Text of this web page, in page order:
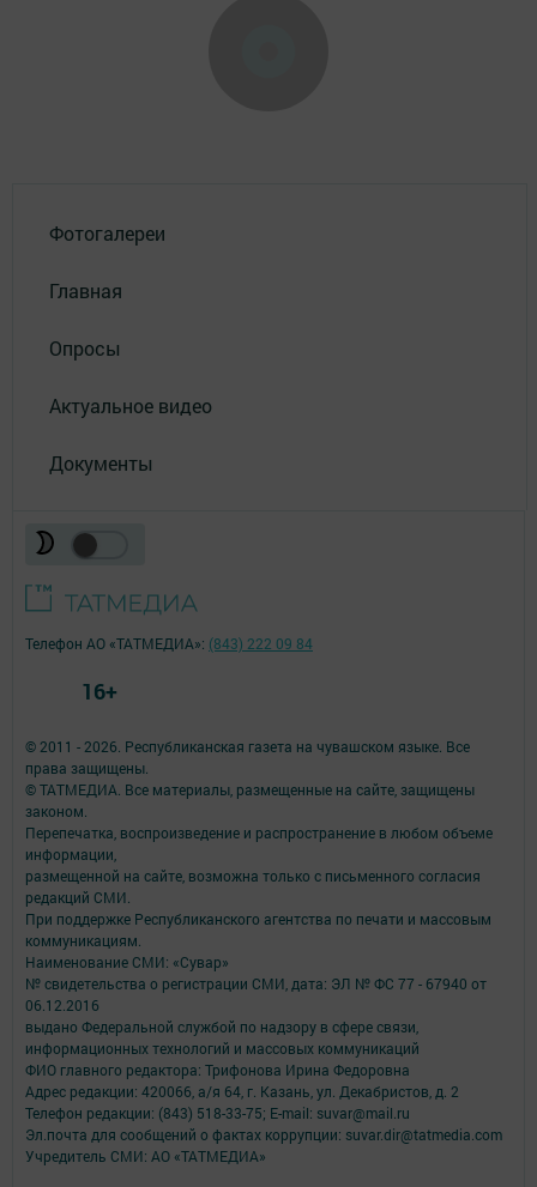
Фотогалереи
Главная
Опросы
Актуальное видео
Документы
© 2011 - 2026. Республиканская газета на чувашском языке. Все
права защищены.
© ТАТМЕДИА. Все материалы, размещенные на сайте, защищены
законом.
Перепечатка, воспроизведение и распространение в любом объеме
информации,
размещенной на сайте, возможна только с письменного согласия
редакций СМИ.
При поддержке Республиканского агентства по печати и массовым
коммуникациям.
Наименование СМИ: «Сувар»
№ свидетельства о регистрации СМИ, дата: ЭЛ № ФС 77 - 67940 от
06.12.2016
выдано Федеральной службой по надзору в сфере связи,
информационных технологий и массовых коммуникаций
ФИО главного редактора: Трифонова Ирина Федоровна
Адрес редакции: 420066, а/я 64, г. Казань, ул. Декабристов, д. 2
Телефон редакции: (843) 518-33-75; E-mail: suvar@mail.ru
Эл.почта для сообщений о фактах коррупции: suvar.dir@tatmedia.com
Учредитель СМИ: АО «ТАТМЕДИА»
Телефон АО «ТАТМЕДИА»: (843) 222 09 84
16+